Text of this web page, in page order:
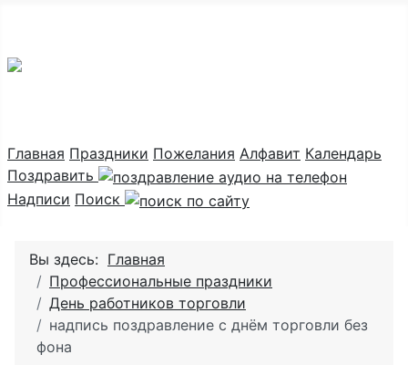
Главная Праздники Пожелания Алфавит Календарь
Поздравить
Надписи Поиск
Вы здесь: Главная
Профессиональные праздники
День работников торговли
надпись поздравление с днём торговли без
фона